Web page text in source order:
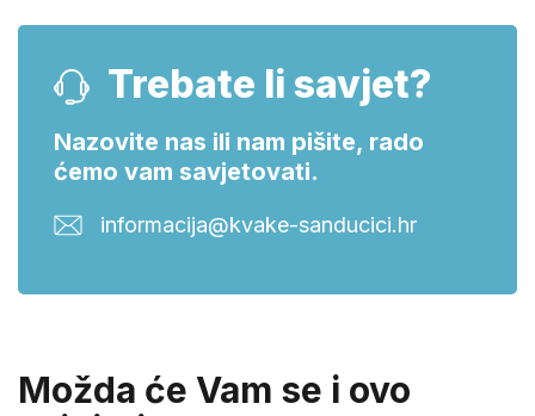
Trebate li savjet?
Nazovite nas ili nam pišite, rado
ćemo vam savjetovati.
informacija@kvake-sanducici.hr
Možda će Vam se i ovo